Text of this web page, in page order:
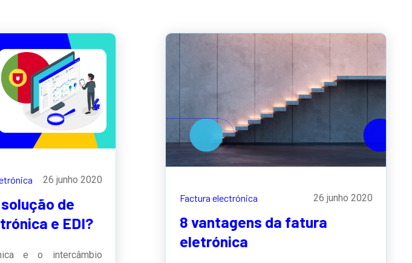
26 junho 2020
de
e EDI?
e o intercâmbio
Factura electrónica 26 junho 2020
8 vantagens da fatura
eletrónica